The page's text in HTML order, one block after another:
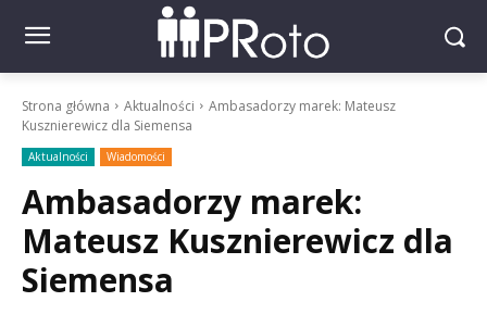
Strona główna Aktualności
Ambasadorzy marek: Mateusz
Kusznierewicz dla Siemensa
Aktualności Wiadomości
Ambasadorzy marek:
Mateusz Kusznierewicz dla
Siemensa